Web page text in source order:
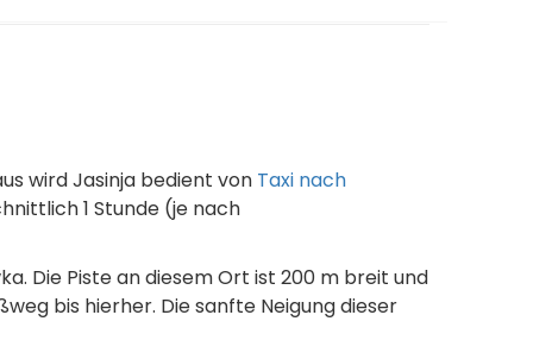
wird Jasinja bedient von Taxi nach
1 Stunde (je nach
Die Piste an diesem Ort ist 200 m breit und
bis hierher. Die sanfte Neigung dieser